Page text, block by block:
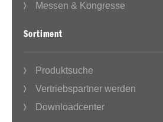
Messen & Kongresse
Sortiment
Produktsuche
Vertriebspartner werden
Downloadcenter